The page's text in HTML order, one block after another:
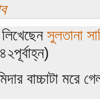
সুলতানা
বাচ্চাটা মরে